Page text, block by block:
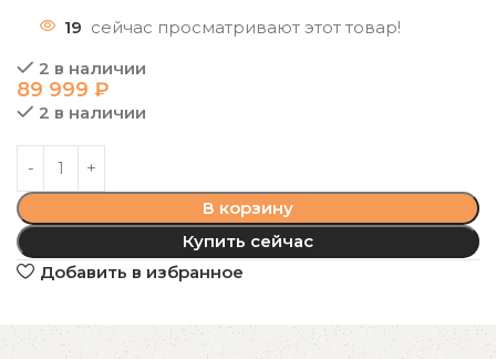
19 сейчас просматривают этот товар!
2 в наличии
89 999 ₽
2 в наличии
В корзину
Купить сейчас
Добавить в избранное